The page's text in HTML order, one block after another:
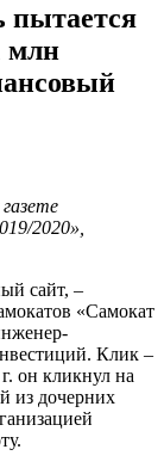
пытается
млн
2020»,
сайт, –
«Самокат
Клик –
он кликнул на
из дочерних